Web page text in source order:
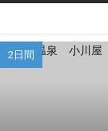
2日間